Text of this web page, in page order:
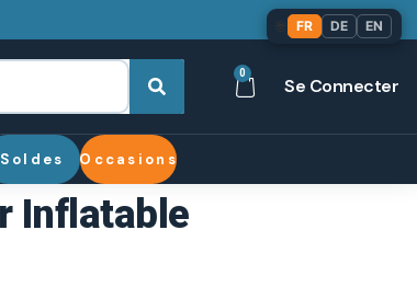
0
Se Connecter
Soldes Occasions
Inflatable
FR DE EN